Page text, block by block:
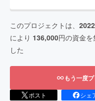
このプロジェクトは、
により 136,000円の資金を
した
もう一度
ポスト シェ